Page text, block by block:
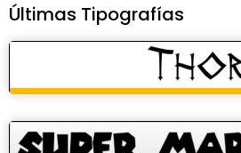
Últimas Tipografías